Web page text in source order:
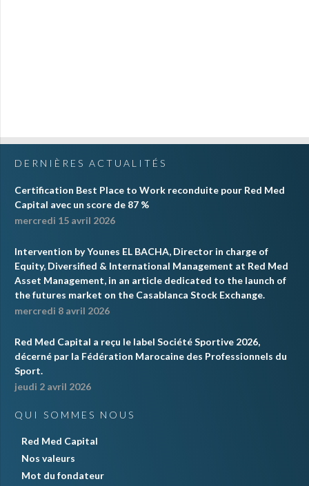
DERNIÈRES ACTUALITÉS
Certification Best Place to Work reconduite pour Red Med
Capital avec un score de 87 %
mercredi 15 avril 2026
Intervention by Younes EL BACHA, Director in charge of
Equity, Diversified & International Management at Red Med
Asset Management, in an article dedicated to the launch of
the futures market on the Casablanca Stock Exchange.
mercredi 8 avril 2026
Red Med Capital a reçu le label Société Sportive 2026,
décerné par la Fédération Marocaine des Professionnels du
Sport.
jeudi 2 avril 2026
QUI SOMMES NOUS
Red Med Capital
Nos valeurs
Mot du fondateur